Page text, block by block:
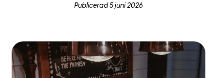
Publicerad 5 juni 2026